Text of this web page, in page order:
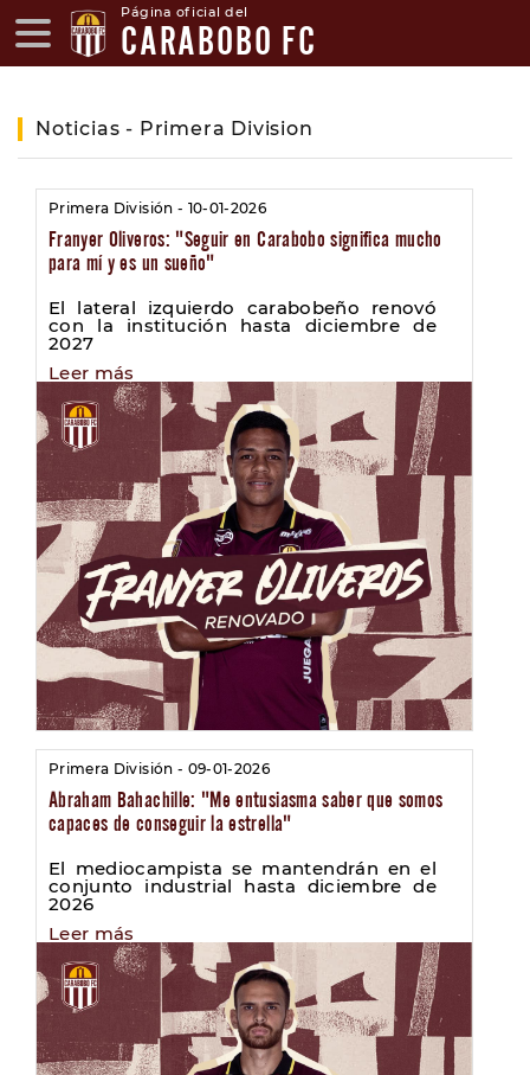
Página oficial del
CARABOBO FC
Noticias - Primera Division
Primera División - 10-01-2026
Franyer Oliveros: "Seguir en Carabobo significa mucho
para mí y es un sueño"
El lateral izquierdo carabobeño renovó
con la institución hasta diciembre de
2027
Leer más
Primera División - 09-01-2026
Abraham Bahachille: "Me entusiasma saber que somos
capaces de conseguir la estrella"
El mediocampista se mantendrán en el
conjunto industrial hasta diciembre de
2026
Leer más